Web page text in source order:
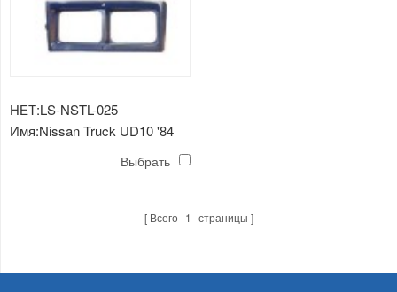
НЕТ:LS-NSTL-025
Имя:Nissan Truck UD10 '84
Выбрать
Всего 1 страницы